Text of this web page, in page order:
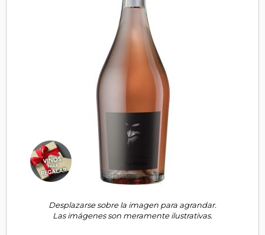
Desplazarse sobre la imagen para agrandar.
Las imágenes son meramente ilustrativas.